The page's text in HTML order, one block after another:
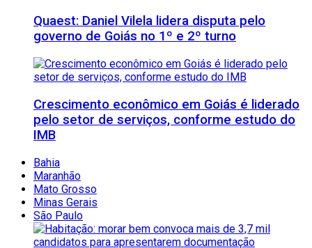
Quaest: Daniel Vilela lidera disputa pelo
governo de Goiás no 1º e 2º turno
Crescimento econômico em Goiás é liderado
pelo setor de serviços, conforme estudo do
IMB
Bahia
Maranhão
Mato Grosso
Minas Gerais
São Paulo